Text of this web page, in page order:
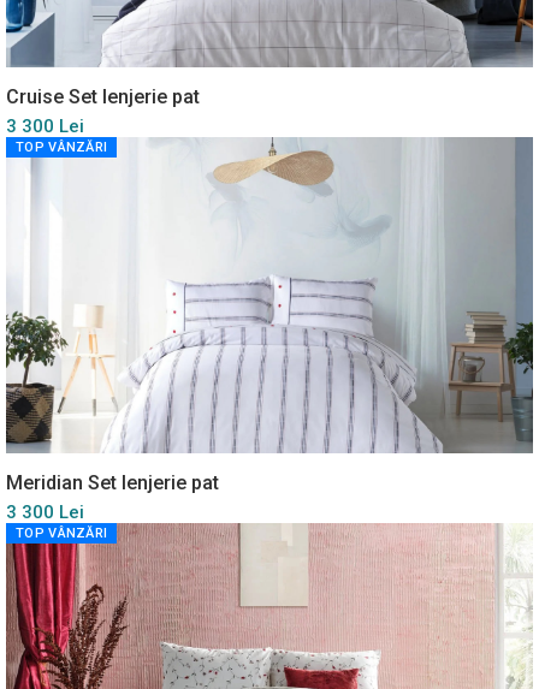
Cruise Set lenjerie pat
3 300 Lei
TOP VÂNZĂRI
Meridian Set lenjerie pat
3 300 Lei
TOP VÂNZĂRI